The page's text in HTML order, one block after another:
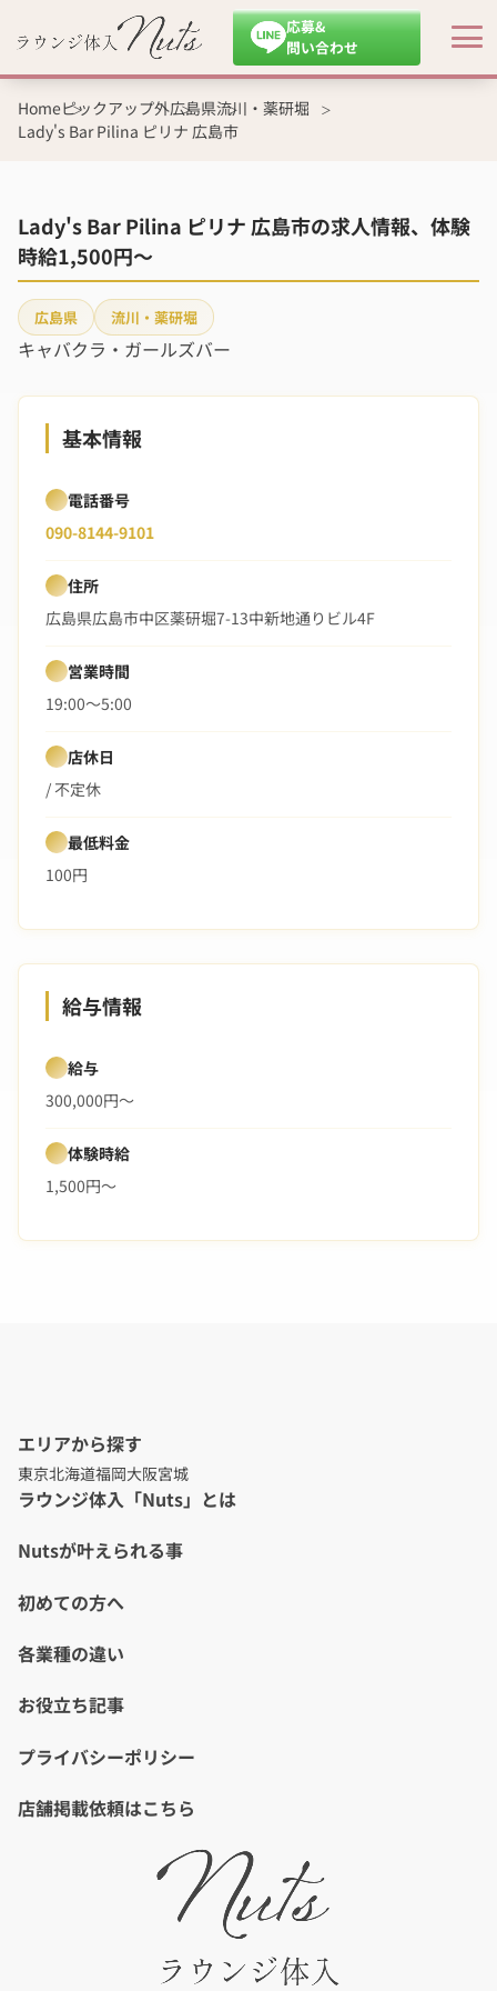
応募&
問い合わせ
Homeピックアップ外広島県流川・薬研堀
Lady's Bar Pilina ピリナ 広島市
Lady's Bar Pilina ピリナ 広島市の求人情報、体験
時給1,500円～
広島県 流川・薬研堀
キャバクラ・ガールズバー
基本情報
電話番号
090-8144-9101
住所
広島県広島市中区薬研堀7-13中新地通りビル4F
営業時間
19:00〜5:00
店休日
/ 不定休
最低料金
100円
給与情報
給与
300,000円～
体験時給
1,500円～
エリアから探す
東京北海道福岡大阪宮城
ラウンジ体入「Nuts」とは
Nutsが叶えられる事
初めての方へ
各業種の違い
お役立ち記事
プライバシーポリシー
店舗掲載依頼はこちら